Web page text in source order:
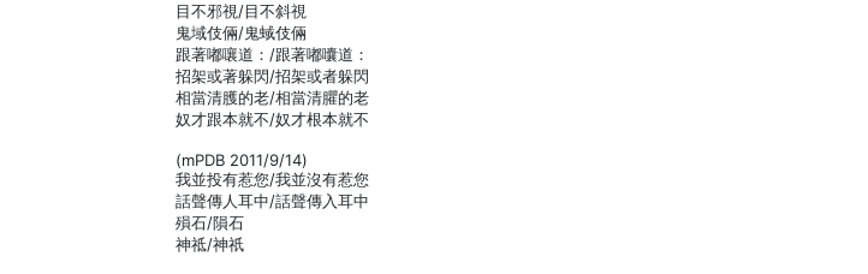
目不邪視/目不斜視
鬼域伎倆/鬼蜮伎倆
跟著嘟嚷道：/跟著嘟囔道：
招架或著躲閃/招架或者躲閃
相當清臒的老/相當清臞的老
奴才跟本就不/奴才根本就不
(mPDB 2011/9/14)
我並投有惹您/我並沒有惹您
話聲傳人耳中/話聲傳入耳中
殞石/隕石
神祗/神祇